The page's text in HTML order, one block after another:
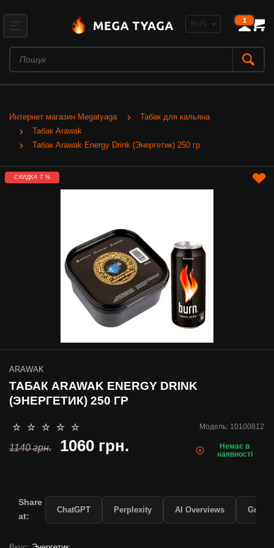
1
Интернет магазин Megatyaga
Табак для кальяна
Табак Arawak
Табак Arawak Energy Drink (Энергетик) 250 гр
СКИДКА 7 %
Модель: 10100812
ARAWAK
ТАБАК ARAWAK ENERGY DRINK
(ЭНЕРГЕТИК) 250 ГР
Немає в
наявності
1140 грн. 1060 грн.
Share
at:
ChatGPT Perplexity AI Overviews Grok